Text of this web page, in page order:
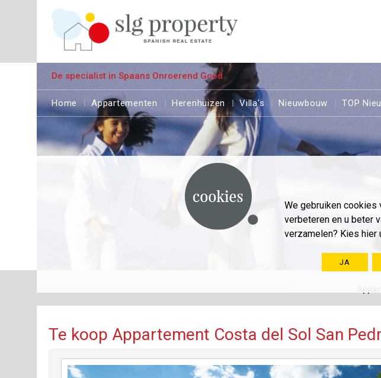
We gebruiken
verbeteren en u beter
verzamelen? Kies hier
JA
De specialist in Spaans Onroerend Goed
Home Appartementen Herenhuizen Villa's Nieuwbouw TOP
Te koop Appartement Costa del Sol San